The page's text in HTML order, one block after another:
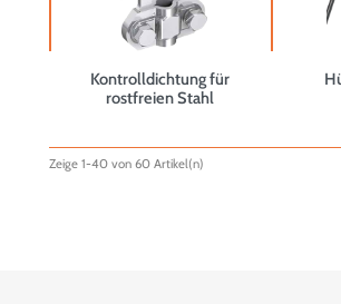
Kontrolldichtung für
rostfreien Stahl
Zeige 1-40 von 60 Artikel(n)